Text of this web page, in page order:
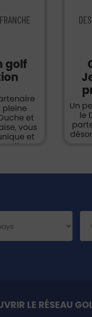
golf
pleine
et
vous
et
golf
Un
le
LE RÉSEAU